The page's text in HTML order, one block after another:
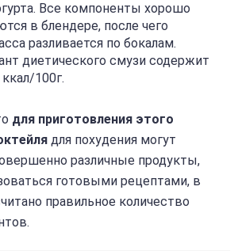
Все компоненты хорошо
в блендере, после чего
разливается по бокалам.
диетического смузи содержит
100г.
для приготовления этого
для похудения могут
различные продукты,
готовыми рецептами, в
правильное количество